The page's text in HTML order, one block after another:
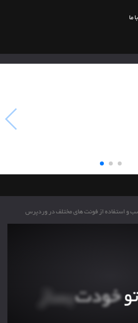
ما
و استفاده از فونت های مختلف در وردپرس
خودتبساز
حرفه ای